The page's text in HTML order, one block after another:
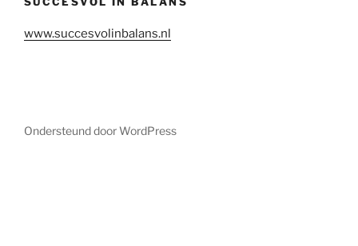
www.succesvolinbalans.nl
Ondersteund door WordPress